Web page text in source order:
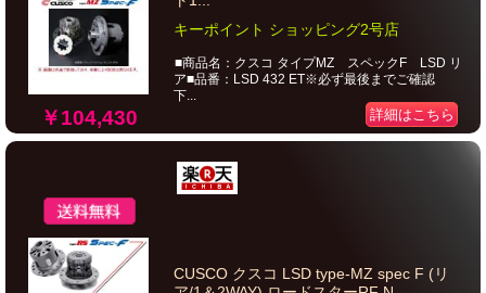
￥104,430
キーポイント ショッピング2号店
■商品名：クスコ タイプMZ スペックF LSD リ
ア■品番：LSD 432 ET※必ず最後までご確認
下...
詳細はこちら
CUSCO クスコ LSD type-MZ spec F (リ